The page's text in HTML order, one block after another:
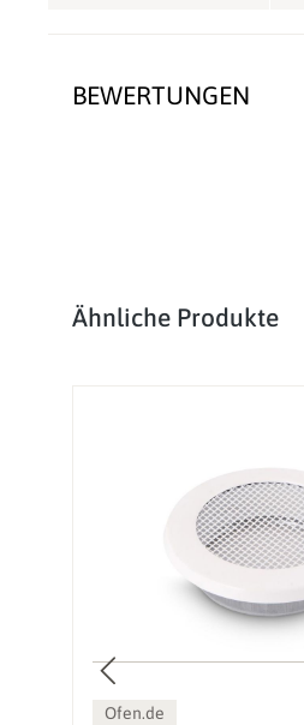
BEWERTUNGEN
Produktgalerie überspringen
Ähnliche Produkte
Ofen.de